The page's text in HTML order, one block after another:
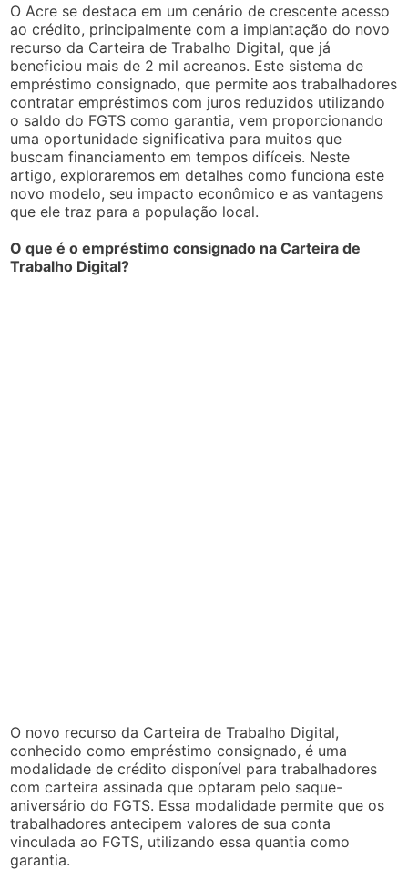
O Acre se destaca em um cenário de crescente acesso
ao crédito, principalmente com a implantação do novo
recurso da Carteira de Trabalho Digital, que já
beneficiou mais de 2 mil acreanos. Este sistema de
empréstimo consignado, que permite aos trabalhadores
contratar empréstimos com juros reduzidos utilizando
o saldo do FGTS como garantia, vem proporcionando
uma oportunidade significativa para muitos que
buscam financiamento em tempos difíceis. Neste
artigo, exploraremos em detalhes como funciona este
novo modelo, seu impacto econômico e as vantagens
que ele traz para a população local.
O que é o empréstimo consignado na Carteira de
Trabalho Digital?
O novo recurso da Carteira de Trabalho Digital,
conhecido como empréstimo consignado, é uma
modalidade de crédito disponível para trabalhadores
com carteira assinada que optaram pelo saque-
aniversário do FGTS. Essa modalidade permite que os
trabalhadores antecipem valores de sua conta
vinculada ao FGTS, utilizando essa quantia como
garantia.